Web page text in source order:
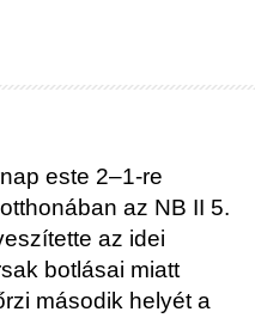
este 2–1-re
az NB II 5.
az idei
botlásai miatt
második helyét a